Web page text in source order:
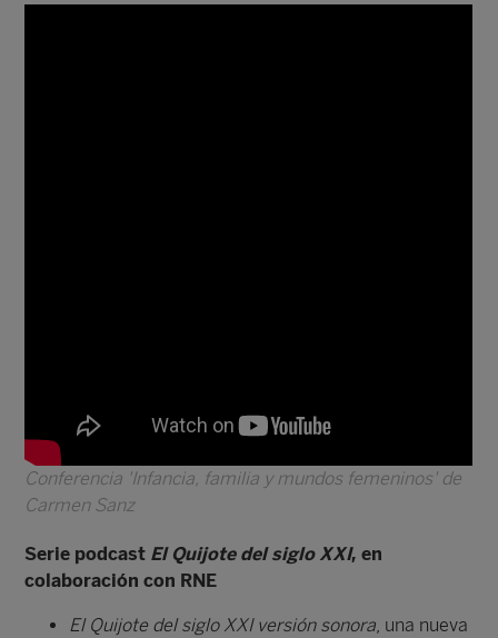
Conferencia 'Infancia, familia y mundos femeninos' de
Carmen Sanz
Serie podcast El Quijote del siglo XXI, en
colaboración con RNE
El Quijote del siglo XXI versión sonora, una nueva